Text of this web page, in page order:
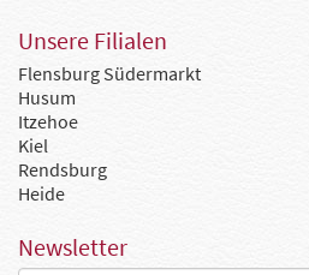
Unsere Filialen
Flensburg Südermarkt
Husum
Itzehoe
Kiel
Rendsburg
Heide
Newsletter